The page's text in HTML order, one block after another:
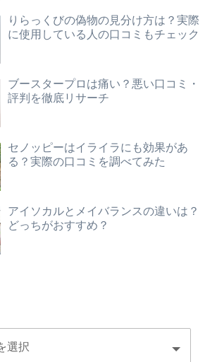
りらっくびの偽物の見分け方は？実際
に使用している人の口コミもチェック
ブースタープロは痛い？悪い口コミ・
評判を徹底リサーチ
セノッピーはイライラにも効果があ
る？実際の口コミを調べてみた
アイソカルとメイバランスの違いは？
どっちがおすすめ？